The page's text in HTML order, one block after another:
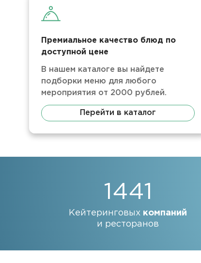
Премиальное качество блюд по
доступной цене
В нашем каталоге вы найдете
подборки меню для любого
мероприятия от 2000 рублей.
Перейти в каталог
1441
Кейтеринговых компаний
и ресторанов